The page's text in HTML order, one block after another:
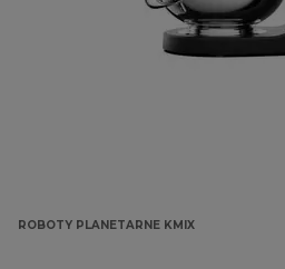
ROBOTY PLANETARNE KMIX